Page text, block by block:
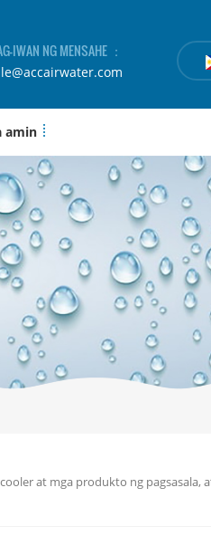
IWAN NG MENSAHE ：
amin
at mga produkto ng pagsasala,